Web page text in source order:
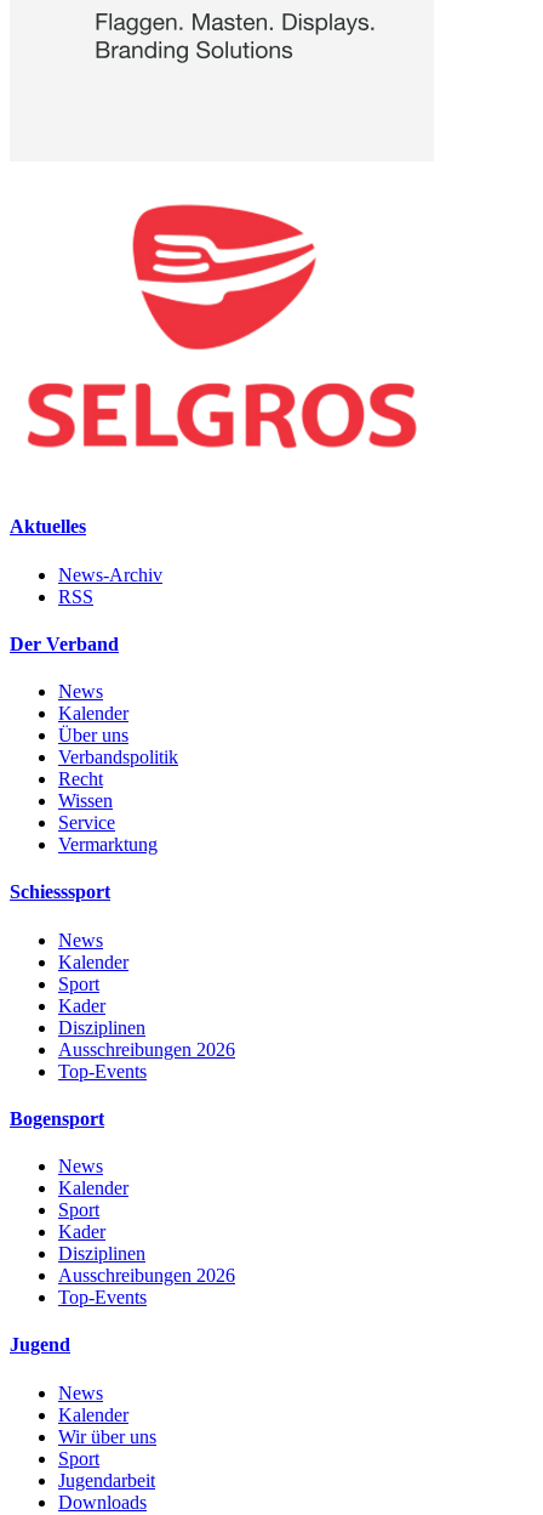
Aktuelles
News-Archiv
RSS
Der Verband
News
Kalender
Über uns
Verbandspolitik
Recht
Wissen
Service
Vermarktung
Schiesssport
News
Kalender
Sport
Kader
Disziplinen
Ausschreibungen 2026
Top-Events
Bogensport
News
Kalender
Sport
Kader
Disziplinen
Ausschreibungen 2026
Top-Events
Jugend
News
Kalender
Wir über uns
Sport
Jugendarbeit
Downloads